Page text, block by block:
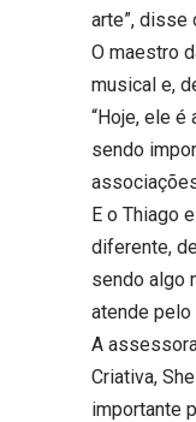
arte”, disse
O maestro
musical e,
“Hoje, ele
sendo
E o Thiago
diferente,
sendo algo
atende pelo
A
Criativa,
importante